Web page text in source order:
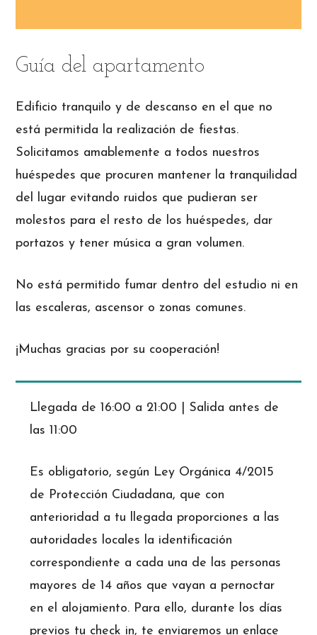
Guía del apartamento
Edificio tranquilo y de descanso en el que no
está permitida la realización de fiestas.
Solicitamos amablemente a todos nuestros
huéspedes que procuren mantener la tranquilidad
del lugar evitando ruidos que pudieran ser
molestos para el resto de los huéspedes, dar
portazos y tener música a gran volumen.
No está permitido fumar dentro del estudio ni en
las escaleras, ascensor o zonas comunes.
¡Muchas gracias por su cooperación!
Llegada de 16:00 a 21:00 | Salida antes de
las 11:00
Es obligatorio, según Ley Orgánica 4/2015
de Protección Ciudadana, que con
anterioridad a tu llegada proporciones a las
autoridades locales la identificación
correspondiente a cada una de las personas
mayores de 14 años que vayan a pernoctar
en el alojamiento. Para ello, durante los días
previos tu check in, te enviaremos un enlace